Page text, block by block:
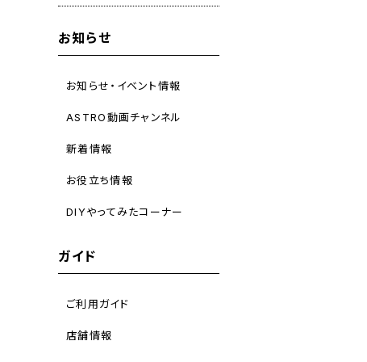
お知らせ
お知らせ・イベント情報
ASTRO動画チャンネル
新着情報
お役立ち情報
DIYやってみたコーナー
ガイド
ご利用ガイド
店舗情報